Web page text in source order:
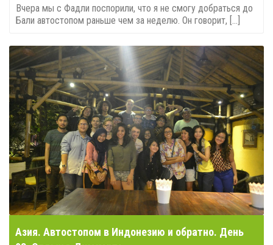
Вчера мы с Фадли поспорили, что я не смогу добраться до
Бали автостопом раньше чем за неделю. Он говорит, [...]
Азия. Автостопом в Индонезию и обратно. День